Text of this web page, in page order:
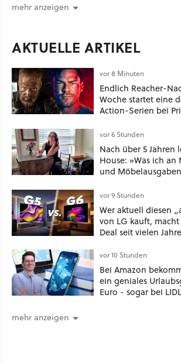
mehr anzeigen
AKTUELLE ARTIKEL
vor 8 Minuten
Endlich Reacher-
Woche startet eine
Action-Serien bei
vor 6 Stunden
Nach über 5 Jahren
House: »Was ich an
und
und dem Verlust des
entsteht, wenn man
Teilen hat.«
vor 9 Stunden
Wer aktuell diesen
von LG kauft,
Deal seit vielen
vor 10 Stunden
Bei Amazon
ein geniales
Euro - sogar bei
mehr anzeigen